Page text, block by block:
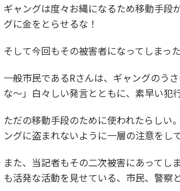
ギャングは度々お縄になるため移動手段
グに金をとらせるな！
そして今回もその被害者になってしまっ
一般市民であるRさんは、ギャングのう
な～」白々しい発言とともに、素早い犯
ただの移動手段のために使われたらしい
ングに盗まれないように一層の注意をし
また、当記者もその二次被害にあってし
も活発な活動を見せている、市民、警察